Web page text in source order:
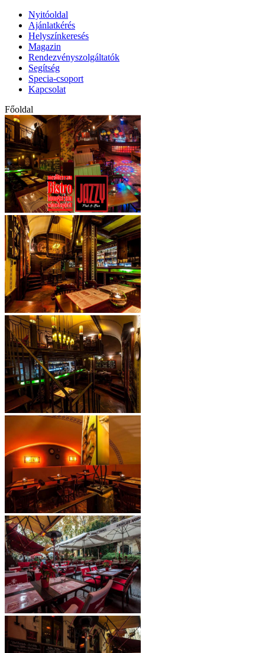
Nyitóoldal
Ajánlatkérés
Helyszínkeresés
Magazin
Rendezvényszolgáltatók
Segítség
Specia-csoport
Kapcsolat
Főoldal